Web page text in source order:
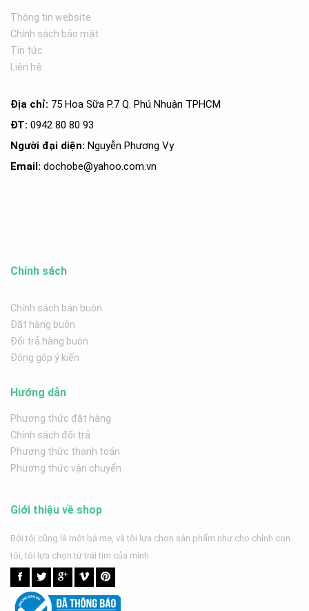
Thông tin website
Chính sách bảo mật
Tin tức
Liên hệ
Địa chỉ: 75 Hoa Sữa P.7 Q. Phú Nhuận TPHCM
ĐT: 0942 80 80 93
Người đại diện: Nguyễn Phương Vy
Email: dochobe@yahoo.com.vn
Chính sách
Chính sách bán buôn
Đặt hàng buôn
Đổi trả hàng buôn
Đóng góp ý kiến
Hướng dẫn
Phương thức đặt hàng
Chính sách đổi trả
Phương thức thanh toán
Phương thức vận chuyển
Giới thiệu về shop
Bởi tôi cũng là một bà mẹ, và tôi lựa chọn sản phẩm như cho chính con
tôi, tôi lựa chọn từ trái tim của mình.